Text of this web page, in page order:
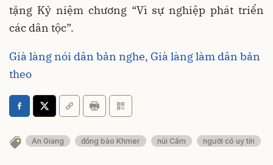
tặng Kỷ niệm chương “Vì sự nghiệp phát triển
các dân tộc”.
Già làng nói dân bản nghe, Già làng làm dân bản
theo
An Giang đồng bào Khmer núi Cấm người có uy tín